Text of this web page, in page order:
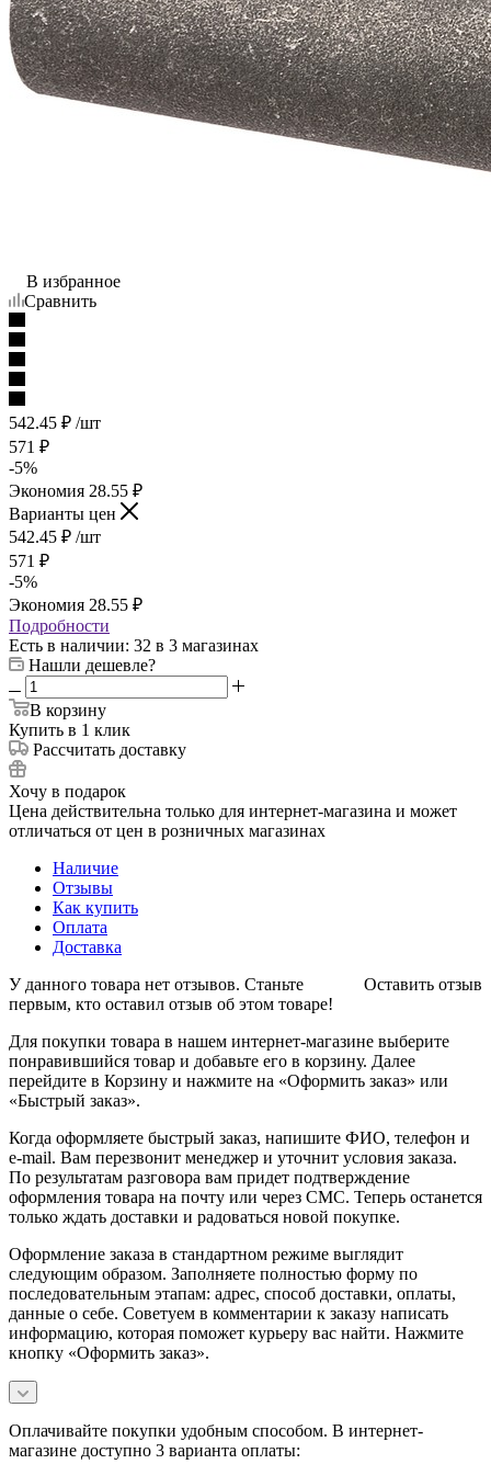
В избранное
Сравнить
542.45 ₽ /шт
571 ₽
-5%
Экономия 28.55 ₽
Варианты цен
542.45 ₽ /шт
571 ₽
-5%
Экономия 28.55 ₽
Подробности
Есть в наличии: 32 в 3 магазинах
Нашли дешевле?
В корзину
Купить в 1 клик
Рассчитать доставку
Хочу в подарок
Цена действительна только для интернет-магазина и может
отличаться от цен в розничных магазинах
Наличие
Отзывы
Как купить
Оплата
Доставка
Оставить отзыв
У данного товара нет отзывов. Станьте
первым, кто оставил отзыв об этом товаре!
Для покупки товара в нашем интернет-магазине выберите
понравившийся товар и добавьте его в корзину. Далее
перейдите в Корзину и нажмите на «Оформить заказ» или
«Быстрый заказ».
Когда оформляете быстрый заказ, напишите ФИО, телефон и
e-mail. Вам перезвонит менеджер и уточнит условия заказа.
По результатам разговора вам придет подтверждение
оформления товара на почту или через СМС. Теперь останется
только ждать доставки и радоваться новой покупке.
Оформление заказа в стандартном режиме выглядит
следующим образом. Заполняете полностью форму по
последовательным этапам: адрес, способ доставки, оплаты,
данные о себе. Советуем в комментарии к заказу написать
информацию, которая поможет курьеру вас найти. Нажмите
кнопку «Оформить заказ».
Оплачивайте покупки удобным способом. В интернет-
магазине доступно 3 варианта оплаты: